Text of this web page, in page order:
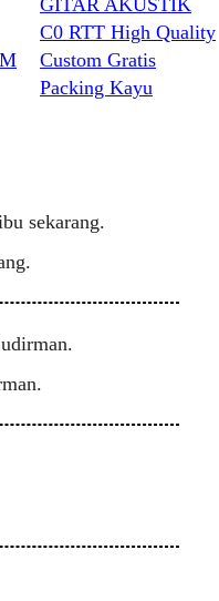
GITAR AKUSTIK
C0 RTT High Quality
Custom Gratis
Packing Kayu
sekarang.